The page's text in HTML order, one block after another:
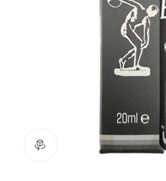
360 ürün görünümü